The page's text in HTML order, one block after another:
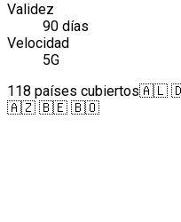
Validez
90 días
Velocidad
5G
118 países cubiertos🇦🇱
🇦🇿 🇧🇪 🇧🇴